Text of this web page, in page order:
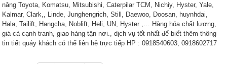
nâng Toyota, Komatsu, Mitsubishi, Caterpilar TCM, Nichiy, Hyster, Yale,
Kalmar, Clark,, Linde, Junghengrich, Still, Daewoo, Doosan, huynhdai,
Hala, Tailift, Hangcha, Noblift, Heli, UN, Hyster ,… Hàng hóa chất lương,
giá cả cạnh tranh, giao hàng tận nơi., dịch vụ tốt nhất để biết thêm thông
tin tiết quáy khách có thể liên hệ trực tiếp HP : 0918540603, 0918602717